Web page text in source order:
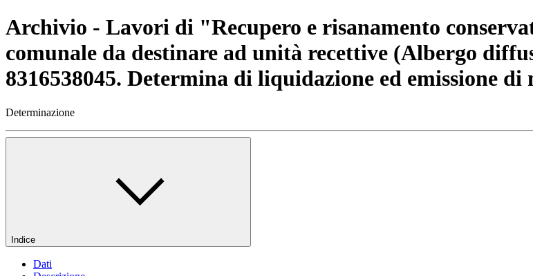
Archivio - Lavori di "Recupero e risanamento
comunale da destinare ad unità recettive (Albergo
8316538045. Determina di liquidazione ed emissione
Determinazione
Indice
Dati